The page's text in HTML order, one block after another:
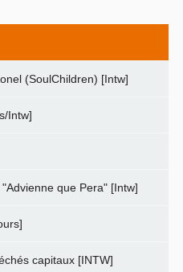
(SoulChildren) [Intw]
Intw]
que Pera" [Intw]
capitaux [INTW]